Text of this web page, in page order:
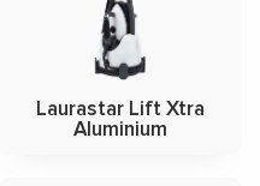
Laurastar Lift Xtra
Aluminium